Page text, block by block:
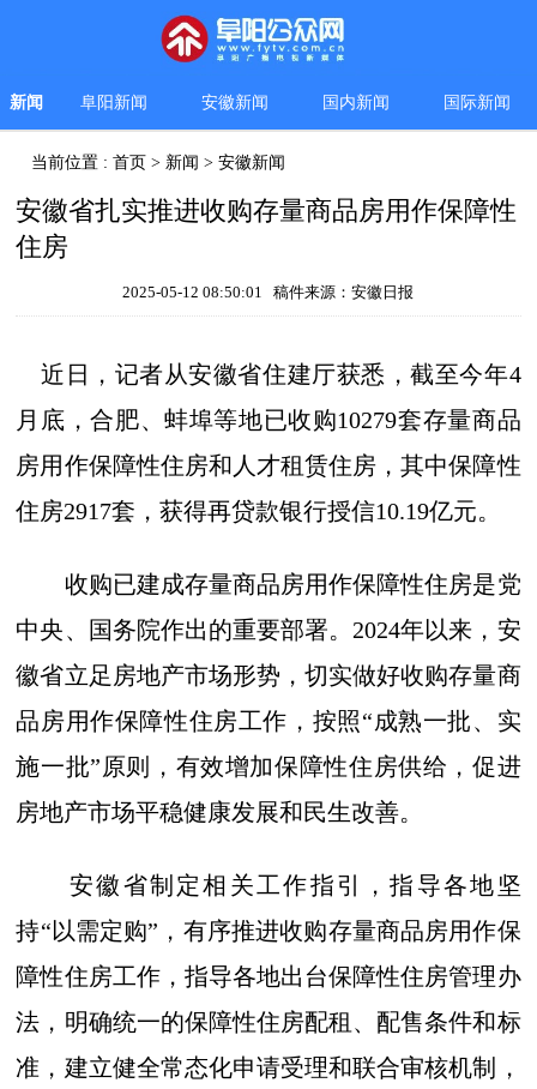
新闻 阜阳新闻 安徽新闻 国内新闻 国际新闻
当前位置 :首页 > 新闻 >安徽新闻
安徽省扎实推进收购存量商品房用作保障性
住房
2025-05-12 08:50:01 稿件来源：安徽日报
近日，记者从安徽省住建厅获悉，截至今年4
月底，合肥、蚌埠等地已收购10279套存量商品
房用作保障性住房和人才租赁住房，其中保障性
住房2917套，获得再贷款银行授信10.19亿元。
收购已建成存量商品房用作保障性住房是党
中央、国务院作出的重要部署。2024年以来，安
徽省立足房地产市场形势，切实做好收购存量商
品房用作保障性住房工作，按照“成熟一批、实
施一批”原则，有效增加保障性住房供给，促进
房地产市场平稳健康发展和民生改善。
安徽省制定相关工作指引，指导各地坚
持“以需定购”，有序推进收购存量商品房用作保
障性住房工作，指导各地出台保障性住房管理办
法，明确统一的保障性住房配租、配售条件和标
准，建立健全常态化申请受理和联合审核机制，